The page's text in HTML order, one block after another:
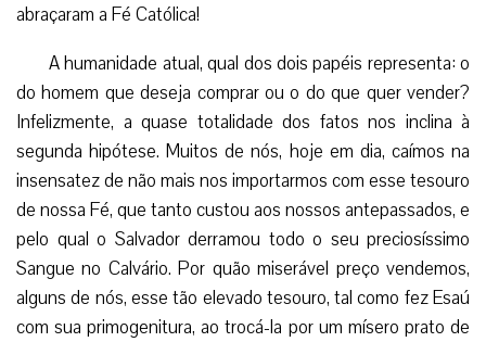
abraçaram a Fé Católica!
A humanidade atual, qual dos dois papéis representa: o
do homem que deseja comprar ou o do que quer vender?
Infelizmente, a quase totalidade dos fatos nos inclina à
segunda hipótese. Muitos de nós, hoje em dia, caímos na
insensatez de não mais nos importarmos com esse tesouro
de nossa Fé, que tanto custou aos nossos antepassados, e
pelo qual o Salvador derramou todo o seu preciosíssimo
Sangue no Calvário. Por quão miserável preço vendemos,
alguns de nós, esse tão elevado tesouro, tal como fez Esaú
com sua primogenitura, ao trocá-la por um mísero prato de